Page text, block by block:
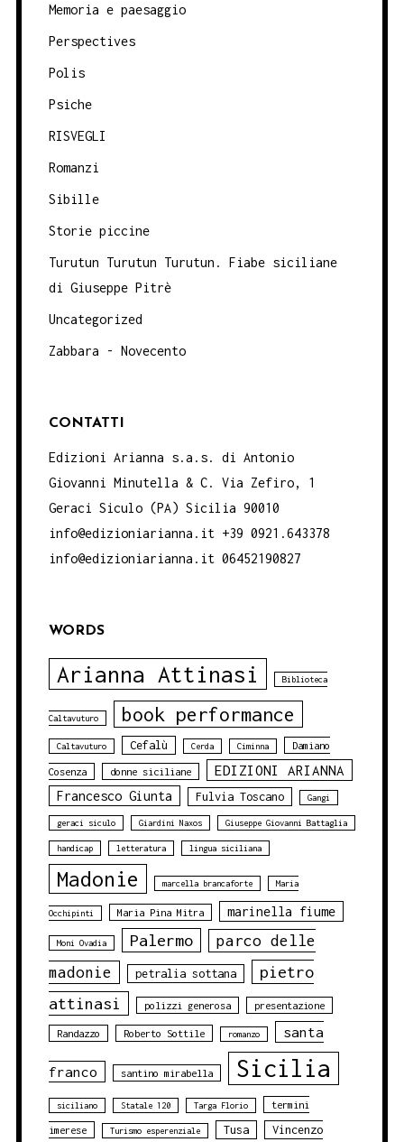
Memoria e paesaggio
Perspectives
Polis
Psiche
RISVEGLI
Romanzi
Sibille
Storie piccine
Turutun Turutun Turutun. Fiabe siciliane
di Giuseppe Pitrè
Uncategorized
Zabbara - Novecento
CONTATTI
Edizioni Arianna s.a.s. di Antonio
Giovanni Minutella & C. Via Zefiro, 1
Geraci Siculo (PA) Sicilia 90010
info@edizioniarianna.it +39 0921.643378
info@edizioniarianna.it 06452190827
WORDS
Arianna Attinasi Biblioteca
Caltavuturo book performance
Caltavuturo Cefalù Cerda Ciminna Damiano
Cosenza donne siciliane EDIZIONI ARIANNA
Francesco Giunta Fulvia Toscano Gangi
geraci siculo Giardini Naxos Giuseppe Giovanni Battaglia
handicap letteratura lingua siciliana
Madonie marcella brancaforte Maria
Occhipinti Maria Pina Mitra marinella fiume
Moni Ovadia Palermo
parco delle
madonie
petralia sottana
pietro
attinasi
polizzi generosa presentazione
Randazzo Roberto Sottile romanzo santa
franco santino mirabella Sicilia
siciliano Statale 120 Targa Florio termini
imerese Turismo esperenziale Tusa Vincenzo